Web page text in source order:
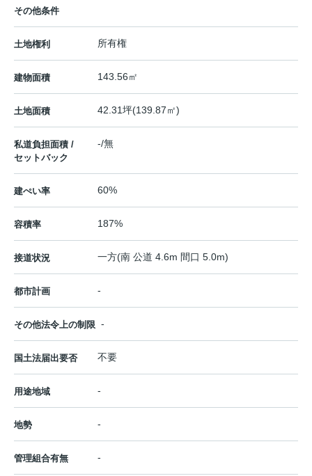
その他条件
土地権利 所有権
建物面積 143.56㎡
土地面積 42.31坪(139.87㎡)
私道負担面積 /
セットバック
-/無
建ぺい率 60%
容積率 187%
接道状況 一方(南 公道 4.6m 間口 5.0m)
都市計画 -
その他法令上の制限 -
国土法届出要否 不要
用途地域 -
地勢 -
管理組合有無 -